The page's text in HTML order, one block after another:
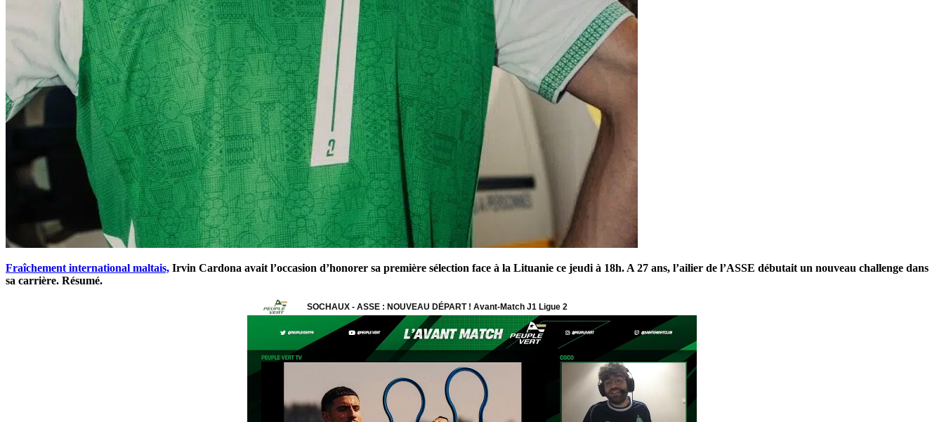
Fraîchement international maltais, Irvin Cardona avait l’occasion d’honorer sa première sélection face à la Lituanie ce jeudi à 18h. A 27 ans, l’ailier de l’ASSE débutait un nouveau challenge dans
sa carrière. Résumé.